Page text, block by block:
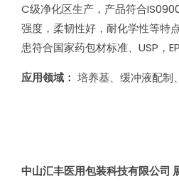
C级净化区生产，产品符合
强度，柔韧性好，耐化学性等特
患符合国家药包材标准、USP，
应用领域： 培养基、缓冲液配制
中山汇丰医用包装科技有限公司